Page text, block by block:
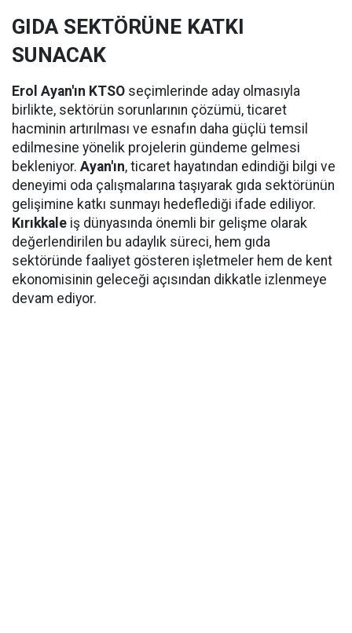
GIDA SEKTÖRÜNE KATKI
SUNACAK
Erol Ayan'ın KTSO seçimlerinde aday olmasıyla
birlikte, sektörün sorunlarının çözümü, ticaret
hacminin artırılması ve esnafın daha güçlü temsil
edilmesine yönelik projelerin gündeme gelmesi
bekleniyor. Ayan'ın, ticaret hayatından edindiği bilgi ve
deneyimi oda çalışmalarına taşıyarak gıda sektörünün
gelişimine katkı sunmayı hedeflediği ifade ediliyor.
Kırıkkale iş dünyasında önemli bir gelişme olarak
değerlendirilen bu adaylık süreci, hem gıda
sektöründe faaliyet gösteren işletmeler hem de kent
ekonomisinin geleceği açısından dikkatle izlenmeye
devam ediyor.